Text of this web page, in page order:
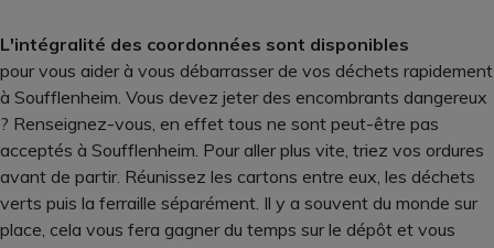
L'intégralité des coordonnées sont disponibles
pour vous aider à vous débarrasser de vos déchets rapidement
à Soufflenheim. Vous devez jeter des encombrants dangereux
? Renseignez-vous, en effet tous ne sont peut-être pas
acceptés à Soufflenheim. Pour aller plus vite, triez vos ordures
avant de partir. Réunissez les cartons entre eux, les déchets
verts puis la ferraille séparément. Il y a souvent du monde sur
place, cela vous fera gagner du temps sur le dépôt et vous